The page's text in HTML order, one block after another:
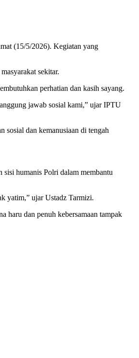
(15/5/2026). Kegiatan yang
sekitar.
perhatian dan kasih sayang.
jawab sosial kami,” ujar IPTU
sosial dan kemanusiaan di tengah
sisi humanis Polri dalam membantu
yatim,” ujar Ustadz Tarmizi.
haru dan penuh kebersamaan tampak